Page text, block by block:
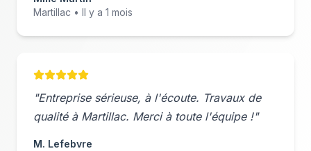
Martillac • Il y a 1 mois
"Entreprise sérieuse, à l'écoute. Travaux de
qualité à Martillac. Merci à toute l'équipe !"
M. Lefebvre